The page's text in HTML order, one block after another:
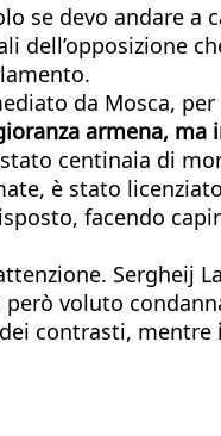
se devo andare a
dell’opposizione
da Mosca, per
armena, ma
centinaia di
è stato
facendo
Sergheij
voluto
contrasti, mentre